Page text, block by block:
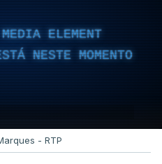
ELEMENT
NESTE MOMENTO
- RTP